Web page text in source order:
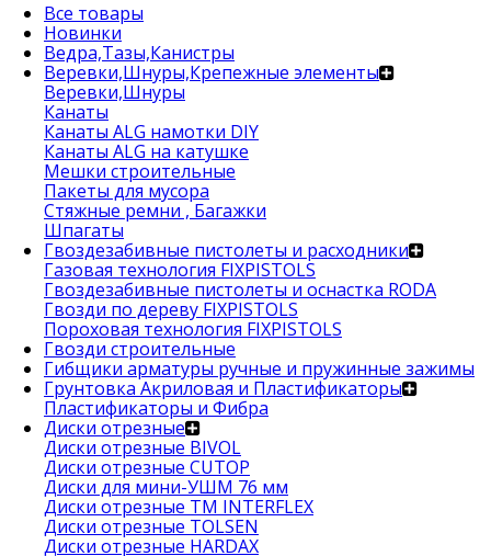
Все товары
Новинки
Ведра,Тазы,Канистры
Веревки,Шнуры,Крепежные элементы
Веревки,Шнуры
Канаты
Канаты ALG намотки DIY
Канаты ALG на катушке
Мешки строительные
Пакеты для мусора
Стяжные ремни , Багажки
Шпагаты
Гвоздезабивные пистолеты и расходники
Газовая технология FIXPISTOLS
Гвоздезабивные пистолеты и оснастка RODA
Гвозди по дереву FIXPISTOLS
Пороховая технология FIXPISTOLS
Гвозди строительные
Гибщики арматуры ручные и пружинные зажимы
Грунтовка Акриловая и Пластификаторы
Пластификаторы и Фибра
Диски отрезные
Диски отрезные BIVOL
Диски отрезные CUTOP
Диски для мини-УШМ 76 мм
Диски отрезные ТМ INTERFLEX
Диски отрезные TOLSEN
Диски отрезные HARDAX